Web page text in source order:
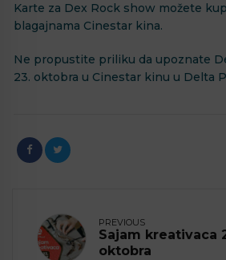
Karte za Dex Rock show možete
blagajnama Cinestar kina.
Ne propustite priliku da upoznate
23. oktobra u Cinestar kinu u Delta
PREVIOUS
Sajam kreativaca
oktobra